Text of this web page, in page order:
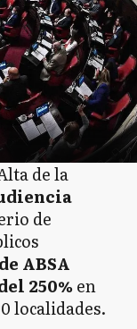
de la
de
ABSA
250%en
localidades.